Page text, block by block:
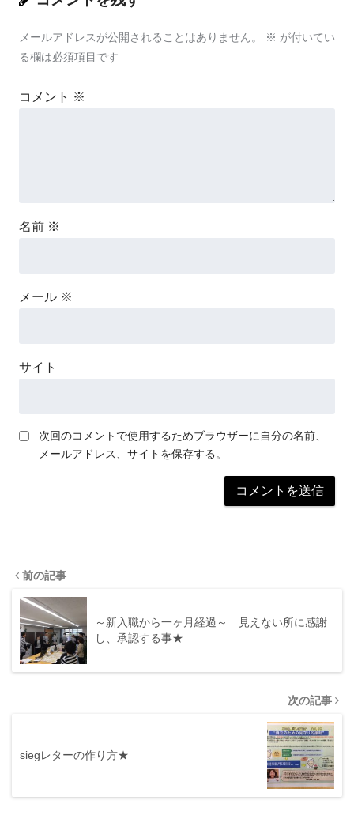
メールアドレスが公開されることはありません。 ※ が付いてい
る欄は必須項目です
コメント ※
名前 ※
メール ※
サイト
次回のコメントで使用するためブラウザーに自分の名前、
メールアドレス、サイトを保存する。
前の記事
～新入職から一ヶ月経過～ 見えない所に感謝
し、承認する事★
次の記事
siegレターの作り方★